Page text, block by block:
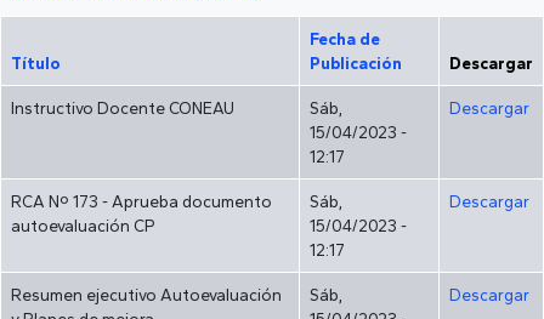
Título
Fecha de
Publicación
Descargar
Instructivo Docente CONEAU
Sáb,
15/04/2023 -
12:17
Descargar
RCA Nº 173 - Aprueba documento
autoevaluación CP
Sáb,
15/04/2023 -
12:17
Descargar
Resumen ejecutivo Autoevaluación
Sáb,
Descargar